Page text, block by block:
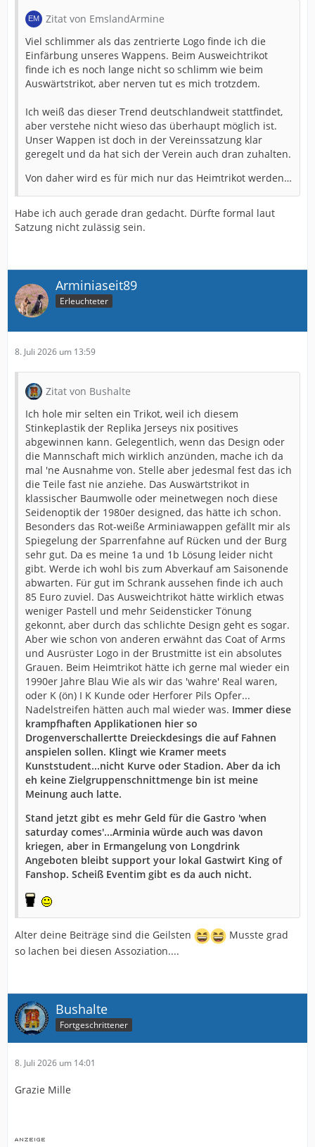
Zitat von EmslandArmine
Viel schlimmer als das zentrierte Logo finde ich die
Einfärbung unseres Wappens. Beim Ausweichtrikot
finde ich es noch lange nicht so schlimm wie beim
Auswärtstrikot, aber nerven tut es mich trotzdem.
Ich weiß das dieser Trend deutschlandweit stattfindet,
aber verstehe nicht wieso das überhaupt möglich ist.
Unser Wappen ist doch in der Vereinssatzung klar
geregelt und da hat sich der Verein auch dran zuhalten.
Von daher wird es für mich nur das Heimtrikot werden…
Habe ich auch gerade dran gedacht. Dürfte formal laut
Satzung nicht zulässig sein.
Arminiaseit89
Erleuchteter
8. Juli 2026 um 13:59
Zitat von Bushalte
Ich hole mir selten ein Trikot, weil ich diesem
Stinkeplastik der Replika Jerseys nix positives
abgewinnen kann. Gelegentlich, wenn das Design oder
die Mannschaft mich wirklich anzünden, mache ich da
mal 'ne Ausnahme von. Stelle aber jedesmal fest das ich
die Teile fast nie anziehe. Das Auswärtstrikot in
klassischer Baumwolle oder meinetwegen noch diese
Seidenoptik der 1980er designed, das hätte ich schon.
Besonders das Rot-weiße Arminiawappen gefällt mir als
Spiegelung der Sparrenfahne auf Rücken und der Burg
sehr gut. Da es meine 1a und 1b Lösung leider nicht
gibt. Werde ich wohl bis zum Abverkauf am Saisonende
abwarten. Für gut im Schrank aussehen finde ich auch
85 Euro zuviel. Das Ausweichtrikot hätte wirklich etwas
weniger Pastell und mehr Seidensticker Tönung
gekonnt, aber durch das schlichte Design geht es sogar.
Aber wie schon von anderen erwähnt das Coat of Arms
und Ausrüster Logo in der Brustmitte ist ein absolutes
Grauen. Beim Heimtrikot hätte ich gerne mal wieder ein
1990er Jahre Blau Wie als wir das 'wahre' Real waren,
oder K (ön) I K Kunde oder Herforer Pils Opfer...
Nadelstreifen hätten auch mal wieder was. Immer diese
krampfhaften Applikationen hier so
Drogenverschallertte Dreieckdesings die auf Fahnen
anspielen sollen. Klingt wie Kramer meets
Kunststudent...nicht Kurve oder Stadion. Aber da ich
eh keine Zielgruppenschnittmenge bin ist meine
Meinung auch latte.
Stand jetzt gibt es mehr Geld für die Gastro 'when
saturday comes'...Arminia würde auch was davon
kriegen, aber in Ermangelung von Longdrink
Angeboten bleibt support your lokal Gastwirt King of
Fanshop. Scheiß Eventim gibt es da auch nicht.
Alter deine Beiträge sind die Geilsten
Musste grad
so lachen bei diesen Assoziation....
Bushalte
Fortgeschrittener
8. Juli 2026 um 14:01
Grazie Mille